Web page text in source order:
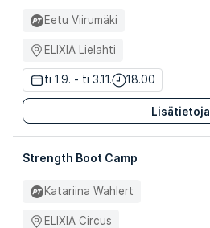
Eetu Viirumäki
ELIXIA Lielahti
ti 1.9. - ti 3.11. 18.00
Lisätietoja
Strength Boot Camp
Katariina Wahlert
ELIXIA Circus